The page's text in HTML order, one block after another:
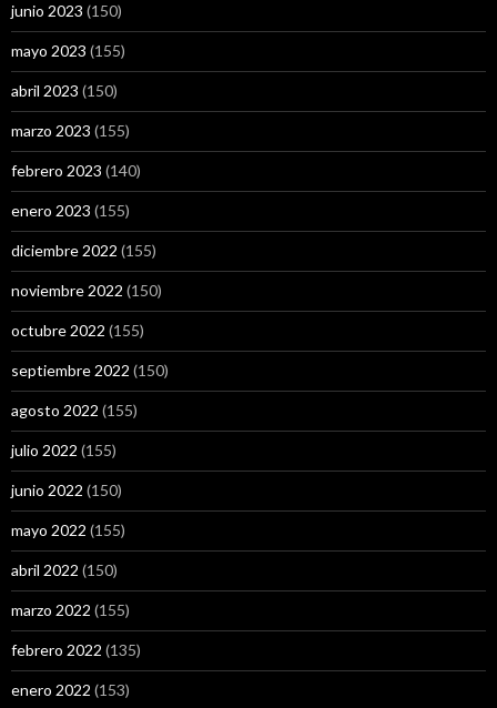
junio 2023 (150)
mayo 2023 (155)
abril 2023 (150)
marzo 2023 (155)
febrero 2023 (140)
enero 2023 (155)
diciembre 2022 (155)
noviembre 2022 (150)
octubre 2022 (155)
septiembre 2022 (150)
agosto 2022 (155)
julio 2022 (155)
junio 2022 (150)
mayo 2022 (155)
abril 2022 (150)
marzo 2022 (155)
febrero 2022 (135)
enero 2022 (153)